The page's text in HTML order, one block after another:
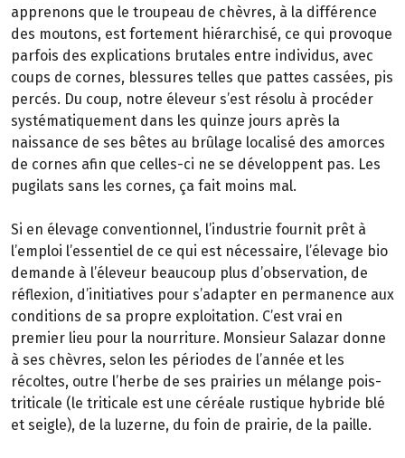
apprenons que le troupeau de chèvres, à la différence
des moutons, est fortement hiérarchisé, ce qui provoque
parfois des explications brutales entre individus, avec
coups de cornes, blessures telles que pattes cassées, pis
percés. Du coup, notre éleveur s’est résolu à procéder
systématiquement dans les quinze jours après la
naissance de ses bêtes au brûlage localisé des amorces
de cornes afin que celles-ci ne se développent pas. Les
pugilats sans les cornes, ça fait moins mal.
Si en élevage conventionnel, l’industrie fournit prêt à
l’emploi l’essentiel de ce qui est nécessaire, l’élevage bio
demande à l’éleveur beaucoup plus d’observation, de
réflexion, d’initiatives pour s’adapter en permanence aux
conditions de sa propre exploitation. C’est vrai en
premier lieu pour la nourriture. Monsieur Salazar donne
à ses chèvres, selon les périodes de l’année et les
récoltes, outre l’herbe de ses prairies un mélange pois-
triticale (le triticale est une céréale rustique hybride blé
et seigle), de la luzerne, du foin de prairie, de la paille.